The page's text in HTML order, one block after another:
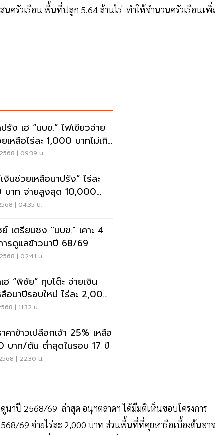
ครัวเรือน พื้นที่ปลูก 5.64 ล้านไร่ ทำให้จำนวนครัวเรือนเพิ่
รัง เฮ “นบข.” ไฟเขียวจ่าย
เหลือไร่ละ 1,000 บาทไม่เกิน
| 09:39 น.
งินช่วยเหลือนาปรัง” ไร่ละ
บาท จ่ายสูงสุด 10,000
| 04:35 น.
ตรียมชง "นบข." เคาะ 4
ารดูแลข้าวนาปี 68/69
| 02:41 น.
ฮ “พิชัย” ทุบโต๊ะ จ่ายเงิน
าปีรอบใหม่ ไร่ละ 2,000
| 11:32 น.
ข้าวเปลือกเจ้า 25% เหลือ
5,000 บาท/ตัน ต่ำสุดในรอบ 17 ปี
| 22:30 น.
นาปี 2568/69 ล่าสุด อนุฯตลาดฯ ได้มีมติเห็นขอบโครงการ
69 จ่ายไร่ละ 2,000 บาท ส่วนพื้นที่ที่คุยหารือเบื้องต้นอาจ